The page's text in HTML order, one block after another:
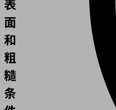
表
面
和
粗
糙
条